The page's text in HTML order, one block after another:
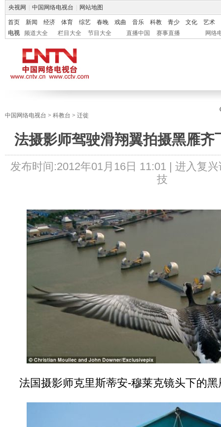
央视网 中国网络电视台 网站地图
首页 新闻 经济 体育 综艺 春晚 戏曲 音乐 科教 青少 文化
艺术
电视
频道大全 栏目大全 节目大全 直播中国 赛事直播 网络
中国网络电视台 > 科教台 > 迁徙
法摄影师驾驶滑翔翼拍摄黑雁齐
发布时间:2012年01月16日 11:01 | 进入复兴
技
法国摄影师克里斯蒂安-穆莱克镜头下的